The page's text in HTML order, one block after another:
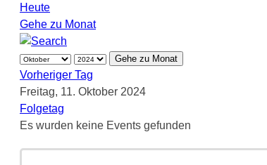
Heute
Gehe zu Monat
Gehe zu Monat
Vorheriger Tag
Freitag, 11. Oktober 2024
Folgetag
Es wurden keine Events gefunden